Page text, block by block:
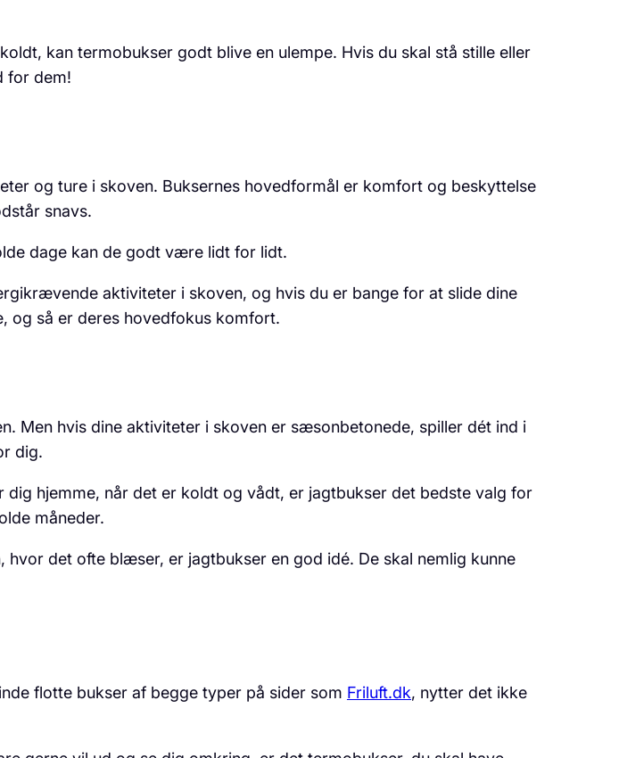
kan termobukser godt blive en ulempe. Hvis du skal stå stille eller
for dem!
og ture i skoven. Buksernes hovedformål er komfort og beskyttelse
snavs.
dage kan de godt være lidt for lidt.
aktiviteter i skoven, og hvis du er bange for at slide dine
og så er deres hovedfokus komfort.
Men hvis dine aktiviteter i skoven er sæsonbetonede, spiller dét ind i
dig.
hjemme, når det er koldt og vådt, er jagtbukser det bedste valg for
måneder.
det ofte blæser, er jagtbukser en god idé. De skal nemlig kunne
flotte bukser af begge typer på sider som Friluft.dk, nytter det ikke